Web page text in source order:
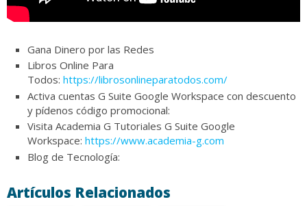
Gana Dinero por las Redes
Libros Online Para
Todos: https://librosonlineparatodos.com/
Activa cuentas G Suite Google Workspace con descuento
y pídenos código promocional:
Visita Academia G Tutoriales G Suite Google
Workspace: https://www.academia-g.com
Blog de Tecnología:
Artículos Relacionados